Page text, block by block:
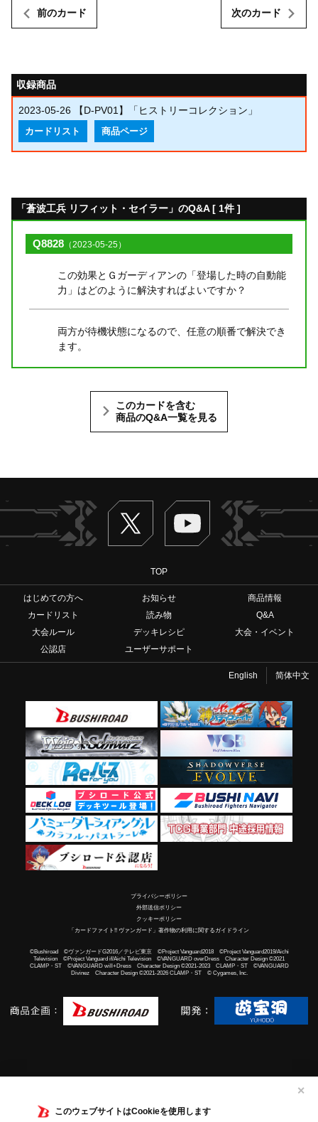
このウェブサイトはCookieを使用します
✕
前のカード 次のカード
収録商品
2023-05-26 【D-PV01】「ヒストリーコレクション」
カードリスト 商品ページ
「蒼波工兵 リフィット・セイラー」のQ&A [ 1件 ]
Q8828 （2023-05-25）
この効果とＧガーディアンの「登場した時の自動能
力」はどのように解決すればよいですか？
両方が待機状態になるので、任意の順番で解決でき
ます。
このカードを含む
商品のQ&A一覧を見る
Twitter ヴァンガードch
TOP
はじめての方へ お知らせ
商品情報
カードリスト
読み物
Q&A
大会ルール
デッキレシピ
大会・イベント
公認店
ユーザーサポート
English 简体中文
プライバシーポリシー
外部送信ポリシー
クッキーポリシー
「カードファイト!! ヴァンガード」著作物の利用に関するガイドライン
©Bushiroad ©ヴァンガードG2016／テレビ東京 ©Project Vanguard2018 ©Project Vanguard2019/Aichi
Television ©Project Vanguard if/Aichi Television ©VANGUARD overDress Character Design ©2021
CLAMP・ST ©VANGUARD will+Dress Character Design ©2021-2023 CLAMP・ST ©VANGUARD
Divinez Character Design ©2021-2026 CLAMP・ST © Cygames, Inc.